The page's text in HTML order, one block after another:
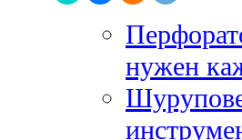
нужен